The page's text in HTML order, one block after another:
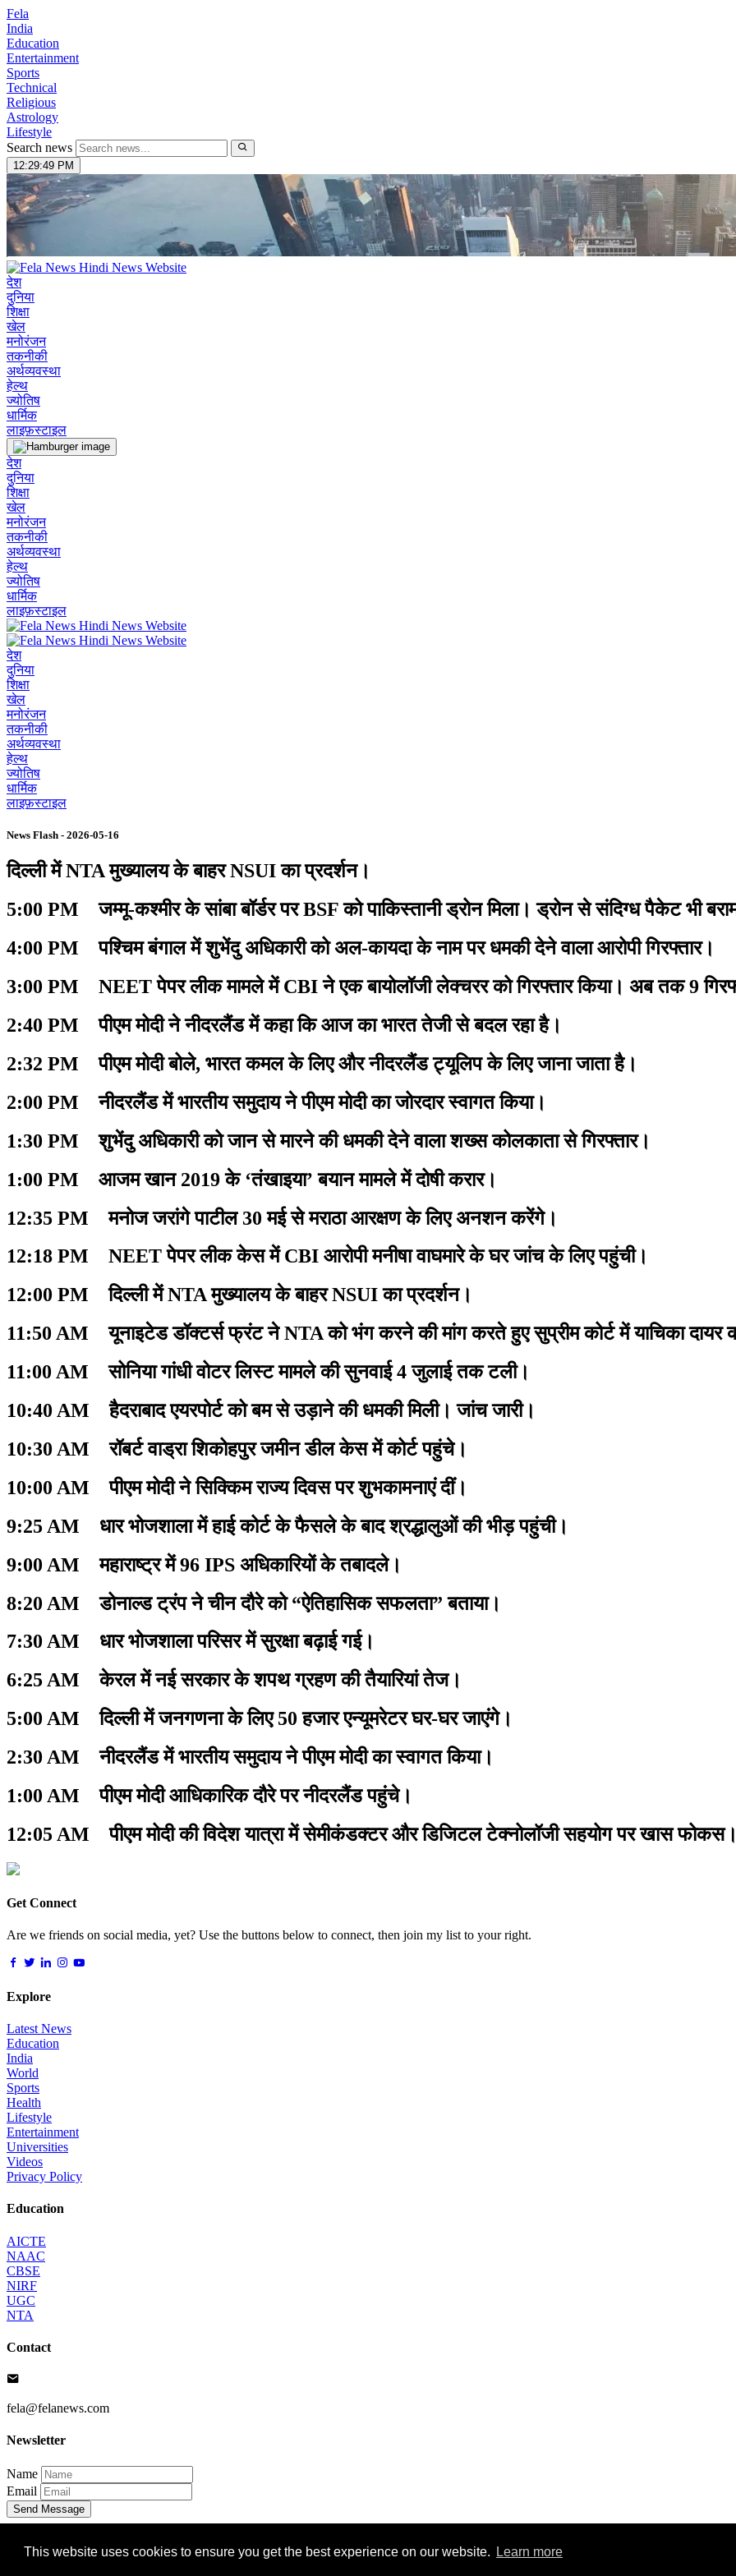
This website uses cookies to ensure you get the best experience on our website. Learn more
Fela
India
Education
Entertainment
Sports
Technical
Religious
Astrology
Lifestyle
Search news
12:29:50 PM
देश
दुनिया
शिक्षा
खेल
मनोरंजन
तकनीकी
अर्थव्यवस्था
हेल्थ
ज्योतिष
धार्मिक
लाइफ़स्टाइल
देश
दुनिया
शिक्षा
खेल
मनोरंजन
तकनीकी
अर्थव्यवस्था
हेल्थ
ज्योतिष
धार्मिक
लाइफ़स्टाइल
देश
दुनिया
शिक्षा
खेल
मनोरंजन
तकनीकी
अर्थव्यवस्था
हेल्थ
ज्योतिष
धार्मिक
लाइफ़स्टाइल
News Flash - 2026-05-16
दिल्ली में NTA मुख्यालय के बाहर NSUI का प्रदर्शन।
5:00 PM जम्मू-कश्मीर के सांबा बॉर्डर पर BSF को पाकिस्तानी ड्रोन मिला। ड्रोन से संदिग्ध पैकेट भी
4:00 PM पश्चिम बंगाल में शुभेंदु अधिकारी को अल-कायदा के नाम पर धमकी देने वाला आरोपी गिरफ्तार।
3:00 PM NEET पेपर लीक मामले में CBI ने एक बायोलॉजी लेक्चरर को गिरफ्तार किया। अब तक 9
2:40 PM पीएम मोदी ने नीदरलैंड में कहा कि आज का भारत तेजी से बदल रहा है।
2:32 PM पीएम मोदी बोले, भारत कमल के लिए और नीदरलैंड ट्यूलिप के लिए जाना जाता है।
2:00 PM नीदरलैंड में भारतीय समुदाय ने पीएम मोदी का जोरदार स्वागत किया।
1:30 PM शुभेंदु अधिकारी को जान से मारने की धमकी देने वाला शख्स कोलकाता से गिरफ्तार।
1:00 PM आजम खान 2019 के ‘तंखाइया’ बयान मामले में दोषी करार।
12:35 PM मनोज जरांगे पाटील 30 मई से मराठा आरक्षण के लिए अनशन करेंगे।
12:18 PM NEET पेपर लीक केस में CBI आरोपी मनीषा वाघमारे के घर जांच के लिए पहुंची।
12:00 PM दिल्ली में NTA मुख्यालय के बाहर NSUI का प्रदर्शन।
11:50 AM यूनाइटेड डॉक्टर्स फ्रंट ने NTA को भंग करने की मांग करते हुए सुप्रीम कोर्ट में याचिका दायर
11:00 AM सोनिया गांधी वोटर लिस्ट मामले की सुनवाई 4 जुलाई तक टली।
10:40 AM हैदराबाद एयरपोर्ट को बम से उड़ाने की धमकी मिली। जांच जारी।
10:30 AM रॉबर्ट वाड्रा शिकोहपुर जमीन डील केस में कोर्ट पहुंचे।
10:00 AM पीएम मोदी ने सिक्किम राज्य दिवस पर शुभकामनाएं दीं।
9:25 AM धार भोजशाला में हाई कोर्ट के फैसले के बाद श्रद्धालुओं की भीड़ पहुंची।
9:00 AM महाराष्ट्र में 96 IPS अधिकारियों के तबादले।
8:20 AM डोनाल्ड ट्रंप ने चीन दौरे को “ऐतिहासिक सफलता” बताया।
7:30 AM धार भोजशाला परिसर में सुरक्षा बढ़ाई गई।
6:25 AM केरल में नई सरकार के शपथ ग्रहण की तैयारियां तेज।
5:00 AM दिल्ली में जनगणना के लिए 50 हजार एन्यूमरेटर घर-घर जाएंगे।
2:30 AM नीदरलैंड में भारतीय समुदाय ने पीएम मोदी का स्वागत किया।
1:00 AM पीएम मोदी आधिकारिक दौरे पर नीदरलैंड पहुंचे।
12:05 AM पीएम मोदी की विदेश यात्रा में सेमीकंडक्टर और डिजिटल टेक्नोलॉजी सहयोग पर खास
Get Connect
Are we friends on social media, yet? Use the buttons below to connect, then join my list to your right.
Explore
Latest News
Education
India
World
Sports
Health
Lifestyle
Entertainment
Universities
Videos
Privacy Policy
Education
AICTE
NAAC
CBSE
NIRF
UGC
NTA
Contact
fela@felanews.com
Newsletter
Name
Email
Send Message